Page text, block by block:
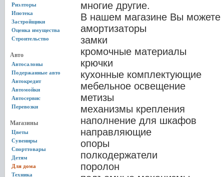
Риэлторы
Ипотека
Застройщики
Оценка имущества
Строительство
Авто
Автосалоны
Подержанные авто
Автокредит
Автомойки
Автосервис
Перевозки
Магазины
Цветы
Сувениры
Спорттовары
Детям
Для дома
Техника
многие другие.
В нашем магазине Вы можете
амортизаторы
замки
кромочные материалы
крючки
кухонные комплектующие
мебельное освещение
метизы
механизмы крепления
наполнение для шкафов
направляющие
опоры
полкодержатели
поролон